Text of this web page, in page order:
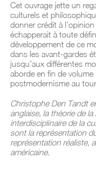
Cet ouvrage jette un
culturels et
donner crédit à
échapperait à toute
développement de ce
dans les avant-gardes
jusqu’aux différentes
aborde en fin de
postmodernisme au
Christophe Den Tandt
anglaise, la théorie de la
interdisciplinaire de la
sont la représentation
représentation réaliste,
américaine.